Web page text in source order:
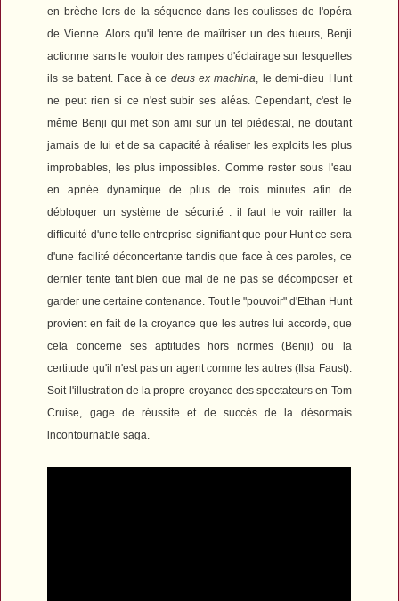
en brèche lors de la séquence dans les coulisses de l'opéra
de Vienne. Alors qu'il tente de maîtriser un des tueurs, Benji
actionne sans le vouloir des rampes d'éclairage sur lesquelles
ils se battent. Face à ce deus ex machina, le demi-dieu Hunt
ne peut rien si ce n'est subir ses aléas. Cependant, c'est le
même Benji qui met son ami sur un tel piédestal, ne doutant
jamais de lui et de sa capacité à réaliser les exploits les plus
improbables, les plus impossibles. Comme rester sous l'eau
en apnée dynamique de plus de trois minutes afin de
débloquer un système de sécurité : il faut le voir railler la
difficulté d'une telle entreprise signifiant que pour Hunt ce sera
d'une facilité déconcertante tandis que face à ces paroles, ce
dernier tente tant bien que mal de ne pas se décomposer et
garder une certaine contenance. Tout le "pouvoir" d'Ethan Hunt
provient en fait de la croyance que les autres lui accorde, que
cela concerne ses aptitudes hors normes (Benji) ou la
certitude qu'il n'est pas un agent comme les autres (Ilsa Faust).
Soit l'illustration de la propre croyance des spectateurs en Tom
Cruise, gage de réussite et de succès de la désormais
incontournable saga.